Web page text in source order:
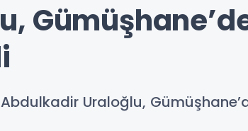
Uraloğlu,